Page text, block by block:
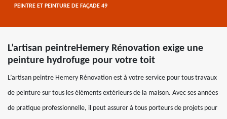
PEINTRE ET PEINTURE DE FAÇADE 49
L’artisan peintreHemery Rénovation exige une
peinture hydrofuge pour votre toit
L’artisan peintre Hemery Rénovation est à votre service pour tous travaux
de peinture sur tous les éléments extérieurs de la maison. Avec ses années
de pratique professionnelle, il peut assurer à tous porteurs de projets pour